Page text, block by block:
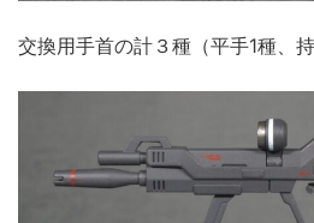
交換用手首の計３種（平手1種、持